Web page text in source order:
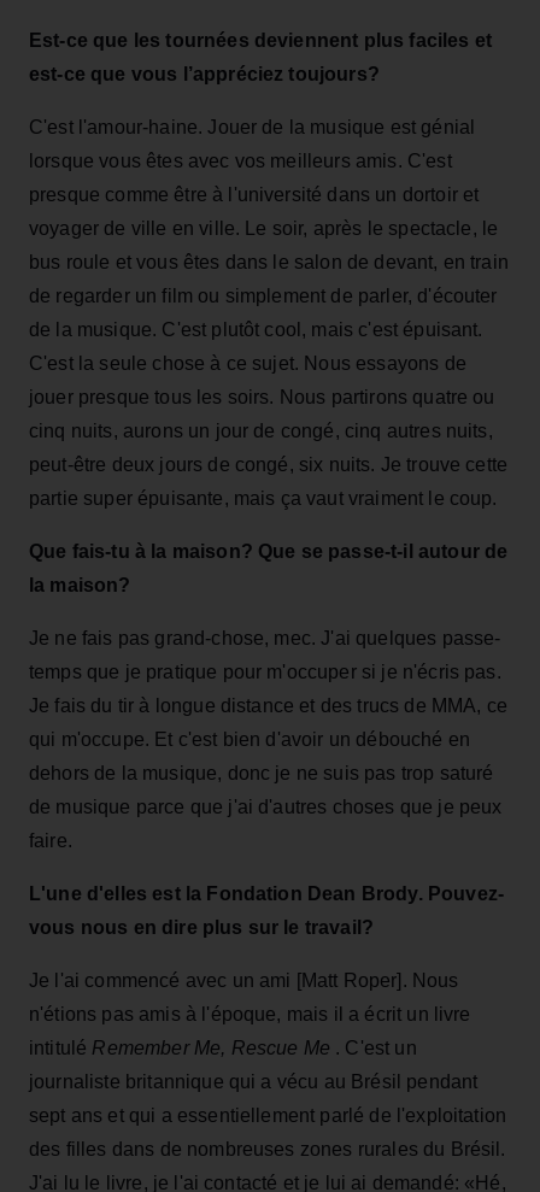
Est-ce que les tournées deviennent plus faciles et
est-ce que vous l’appréciez toujours?
C'est l'amour-haine. Jouer de la musique est génial
lorsque vous êtes avec vos meilleurs amis. C'est
presque comme être à l'université dans un dortoir et
voyager de ville en ville. Le soir, après le spectacle, le
bus roule et vous êtes dans le salon de devant, en train
de regarder un film ou simplement de parler, d'écouter
de la musique. C'est plutôt cool, mais c'est épuisant.
C'est la seule chose à ce sujet. Nous essayons de
jouer presque tous les soirs. Nous partirons quatre ou
cinq nuits, aurons un jour de congé, cinq autres nuits,
peut-être deux jours de congé, six nuits. Je trouve cette
partie super épuisante, mais ça vaut vraiment le coup.
Que fais-tu à la maison? Que se passe-t-il autour de
la maison?
Je ne fais pas grand-chose, mec. J'ai quelques passe-
temps que je pratique pour m'occuper si je n'écris pas.
Je fais du tir à longue distance et des trucs de MMA, ce
qui m'occupe. Et c'est bien d'avoir un débouché en
dehors de la musique, donc je ne suis pas trop saturé
de musique parce que j'ai d'autres choses que je peux
faire.
L'une d'elles est la Fondation Dean Brody. Pouvez-
vous nous en dire plus sur le travail?
Je l'ai commencé avec un ami [Matt Roper]. Nous
n'étions pas amis à l'époque, mais il a écrit un livre
intitulé Remember Me, Rescue Me . C'est un
journaliste britannique qui a vécu au Brésil pendant
sept ans et qui a essentiellement parlé de l'exploitation
des filles dans de nombreuses zones rurales du Brésil.
J'ai lu le livre, je l'ai contacté et je lui ai demandé: «Hé,